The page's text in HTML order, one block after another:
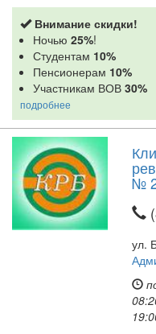
Внимание скидки!
Ночью 25%!
Студентам 10%
Пенсионерам 10%
Участникам ВОВ 30%
подробнее
№
ул.